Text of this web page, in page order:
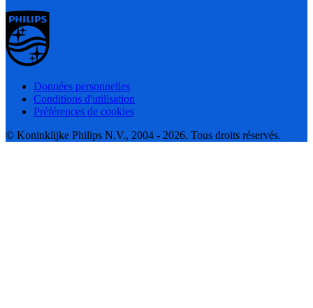
Données personnelles
Conditions d'utilisation
Préférences de cookies
© Koninklijke Philips N.V., 2004 - 2026. Tous droits réservés.